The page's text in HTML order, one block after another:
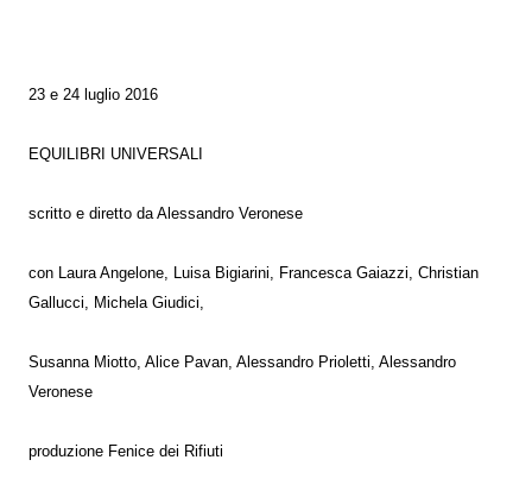
23 e 24 luglio 2016
EQUILIBRI UNIVERSALI
scritto e diretto da Alessandro Veronese
con Laura Angelone, Luisa Bigiarini, Francesca Gaiazzi, Christian
Gallucci, Michela Giudici,
Susanna Miotto, Alice Pavan, Alessandro Prioletti, Alessandro
Veronese
produzione Fenice dei Rifiuti